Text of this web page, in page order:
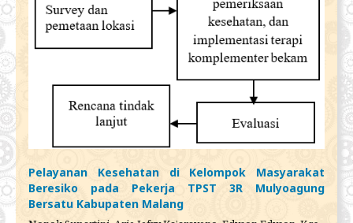
Pelayanan Kesehatan di Kelompok Masyarakat
Beresiko pada Pekerja TPST 3R Mulyoagung
Bersatu Kabupaten Malang